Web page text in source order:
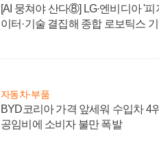
[AI 뭉쳐야 산다⑧] LG·엔비디아 '피
이터·기술 결집해 종합 로보틱스
자동차·부품
BYD코리아 가격 앞세워 수입차 4
공임비에 소비자 불만 폭발